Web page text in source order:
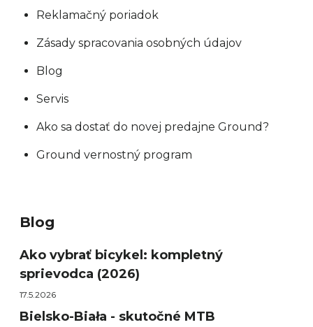
Reklamačný poriadok
Zásady spracovania osobných údajov
Blog
Servis
Ako sa dostať do novej predajne Ground?
Ground vernostný program
Blog
Ako vybrať bicykel: kompletný
sprievodca (2026)
17.5.2026
Bielsko-Biała - skutočné MTB